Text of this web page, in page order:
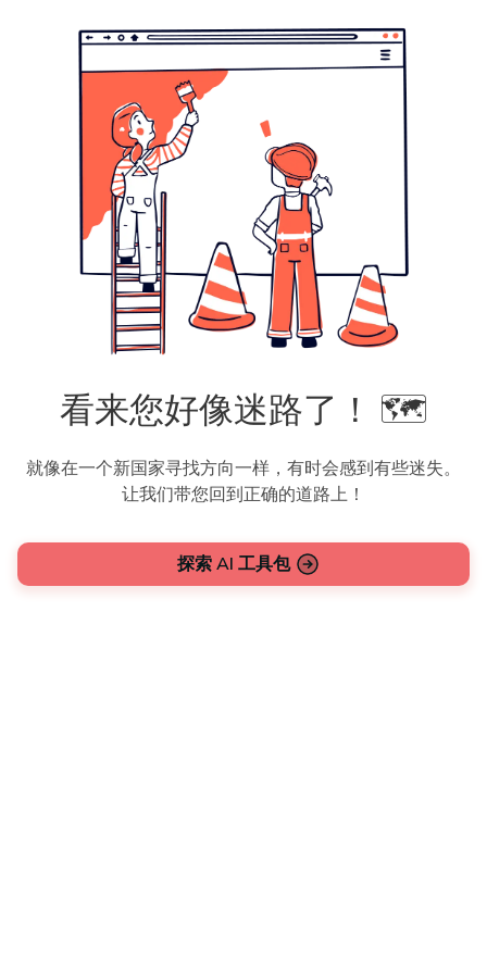
看来您好像迷路了！ 🗺️
就像在一个新国家寻找方向一样，有时会感到有些迷失。
让我们带您回到正确的道路上！
探索 AI 工具包